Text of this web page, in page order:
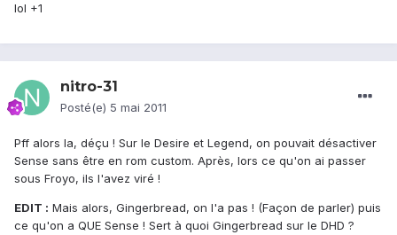
lol +1
nitro-31
Posté(e) 5 mai 2011
Pff alors la, déçu ! Sur le Desire et Legend, on pouvait désactiver
Sense sans être en rom custom. Après, lors ce qu'on ai passer
sous Froyo, ils l'avez viré !
EDIT : Mais alors, Gingerbread, on l'a pas ! (Façon de parler) puis
ce qu'on a QUE Sense ! Sert à quoi Gingerbread sur le DHD ?